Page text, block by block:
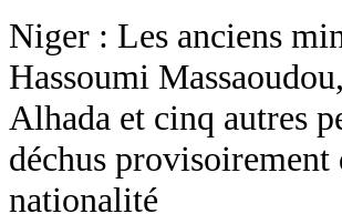
Niger : Les anciens
Hassoumi
Alhada et cinq autres
déchus provisoirement
nationalité